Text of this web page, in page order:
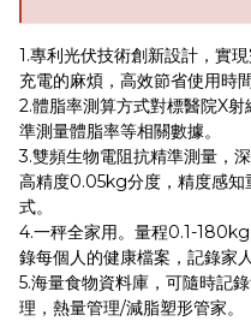
1.專利光伏技術創新設計，實
充電的麻煩，高效節省使用時
2.體脂率測算方式對標醫院X
準測量體脂率等相關數據。
3.雙頻生物電阻抗精準測量，
高精度0.05kg分度，精度感知
式。
4.一秤全家用。量程0.1-
錄每個人的健康檔案，記錄家
5.海量食物資料庫，可隨時記
理，熱量管理/減脂塑形管家。